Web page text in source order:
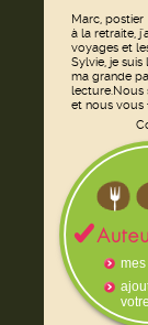
Marc, postier
à la retraite,
voyages et
Sylvie, je
ma grande
lecture.Nous
et nous vous